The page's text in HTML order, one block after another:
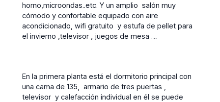
horno,microondas..etc. Y un amplio salón muy
cómodo y confortable equipado con aire
acondicionado, wifi gratuito y estufa de pellet para
el invierno ,televisor , juegos de mesa …
En la primera planta está el dormitorio principal con
una cama de 135,
armario de tres puertas ,
televisor y calefacción individual en él se puede